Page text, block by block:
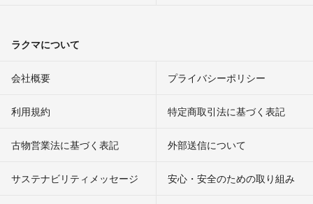
ラクマについて
会社概要 プライバシーポリシー
利用規約 特定商取引法に基づく表記
古物営業法に基づく表記 外部送信について
サステナビリティメッセージ 安心・安全のための取り組み